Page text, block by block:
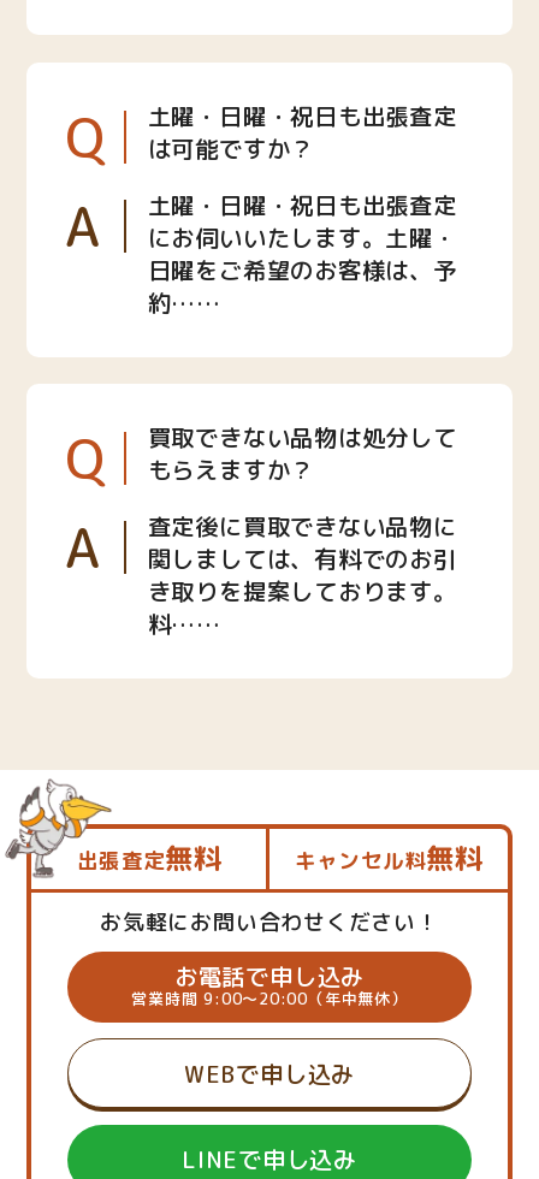
Q
土曜・日曜・祝日も出張査定
は可能ですか？
A
土曜・日曜・祝日も出張査定
にお伺いいたします。土曜・
日曜をご希望のお客様は、予
約……
Q
買取できない品物は処分して
もらえますか？
A
査定後に買取できない品物に
関しましては、有料でのお引
き取りを提案しております。
料……
出張査定無料 キャンセル料無料
お気軽にお問い合わせください！
お電話で申し込み
営業時間 9:00～20:00（年中無休）
WEBで申し込み
LINEで申し込み